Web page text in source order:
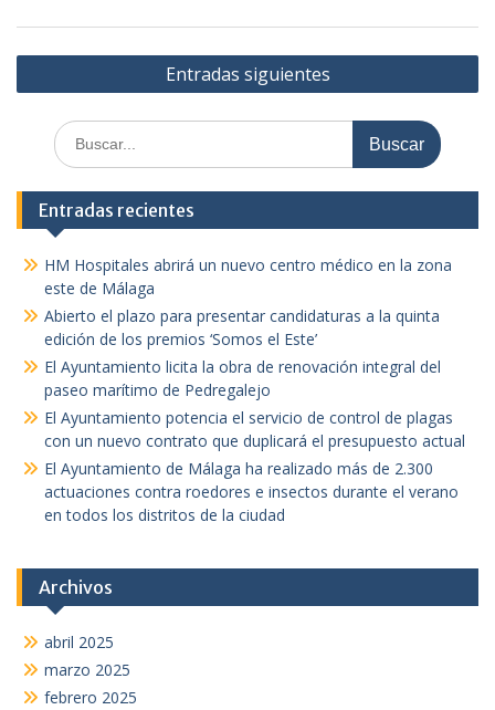
Navegación
de
entradas
Entradas siguientes
Buscar:
Entradas recientes
HM Hospitales abrirá un nuevo centro médico en la zona
este de Málaga
Abierto el plazo para presentar candidaturas a la quinta
edición de los premios ‘Somos el Este’
El Ayuntamiento licita la obra de renovación integral del
paseo marítimo de Pedregalejo
El Ayuntamiento potencia el servicio de control de plagas
con un nuevo contrato que duplicará el presupuesto actual
El Ayuntamiento de Málaga ha realizado más de 2.300
actuaciones contra roedores e insectos durante el verano
en todos los distritos de la ciudad
Archivos
abril 2025
marzo 2025
febrero 2025